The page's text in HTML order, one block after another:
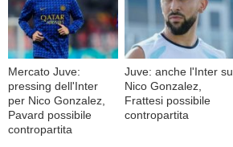
Mercato Juve:
pressing dell'Inter
per Nico Gonzalez,
Pavard possibile
contropartita
Juve: anche l'Inter su
Nico Gonzalez,
Frattesi possibile
contropartita